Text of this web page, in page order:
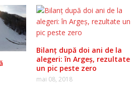
Bilanţ după doi ani de la
alegeri: în Argeş, rezultate
un pic peste zero
mai 08, 2018